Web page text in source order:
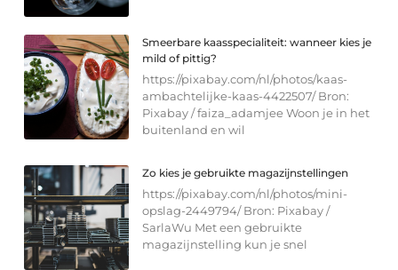
Smeerbare kaasspecialiteit: wanneer kies je
mild of pittig?
https://pixabay.com/nl/photos/kaas-
ambachtelijke-kaas-4422507/ Bron:
Pixabay / faiza_adamjee Woon je in het
buitenland en wil
Zo kies je gebruikte magazijnstellingen
https://pixabay.com/nl/photos/mini-
opslag-2449794/ Bron: Pixabay /
SarlaWu Met een gebruikte
magazijnstelling kun je snel